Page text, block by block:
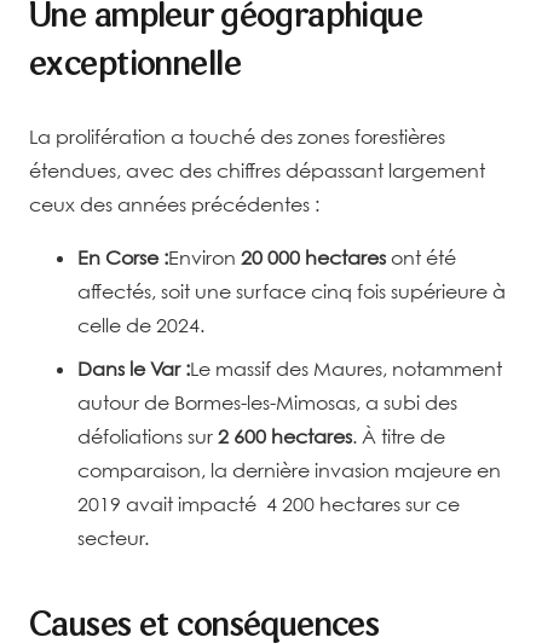
Une ampleur géographique
exceptionnelle
La prolifération a touché des zones forestières
étendues, avec des chiffres dépassant largement
ceux des années précédentes :
En Corse :Environ 20 000 hectares ont été
affectés, soit une surface cinq fois supérieure à
celle de 2024.
Dans le Var :Le massif des Maures, notamment
autour de Bormes-les-Mimosas, a subi des
défoliations sur 2 600 hectares. À titre de
comparaison, la dernière invasion majeure en
2019 avait impacté 4 200 hectares sur ce
secteur.
Causes et conséquences